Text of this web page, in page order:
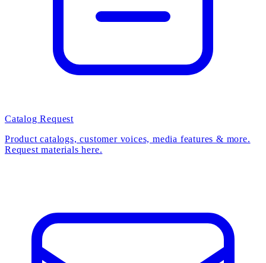
Catalog Request
Product catalogs, customer voices, media features & more.
Request materials here.